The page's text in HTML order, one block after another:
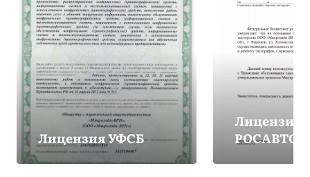
Лицензия УФСБ
Лицензия